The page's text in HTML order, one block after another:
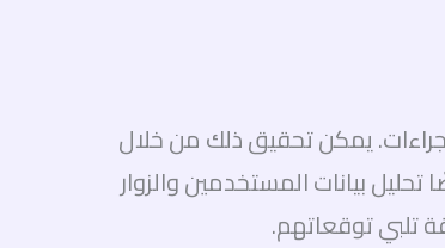
يمكن تحقيق ذلك من خلال
بيانات المستخدمين والزوار
تلبي توقعاتهم.